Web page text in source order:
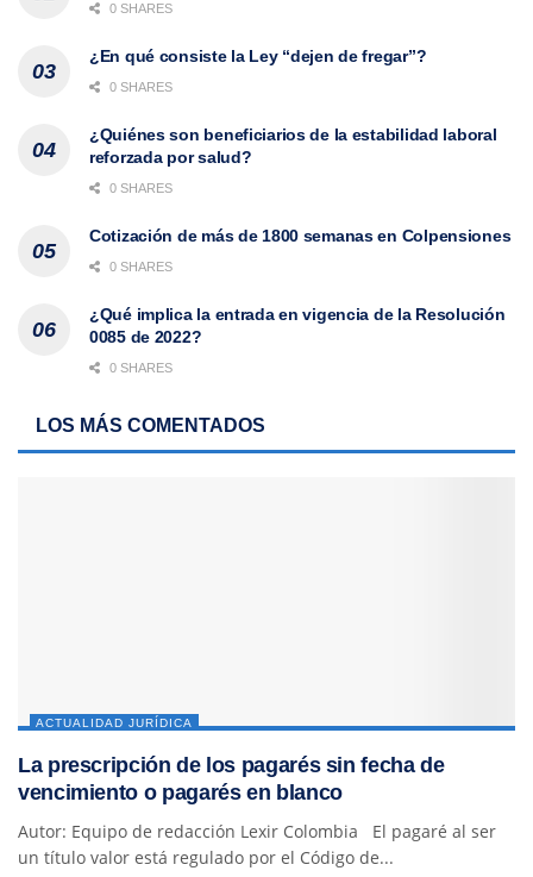
0 SHARES
¿En qué consiste la Ley “dejen de fregar”?
0 SHARES
¿Quiénes son beneficiarios de la estabilidad laboral
reforzada por salud?
0 SHARES
Cotización de más de 1800 semanas en Colpensiones
0 SHARES
¿Qué implica la entrada en vigencia de la Resolución
0085 de 2022?
0 SHARES
LOS MÁS COMENTADOS
ACTUALIDAD JURÍDICA
La prescripción de los pagarés sin fecha de
vencimiento o pagarés en blanco
Autor: Equipo de redacción Lexir Colombia El pagaré al ser
un título valor está regulado por el Código de...